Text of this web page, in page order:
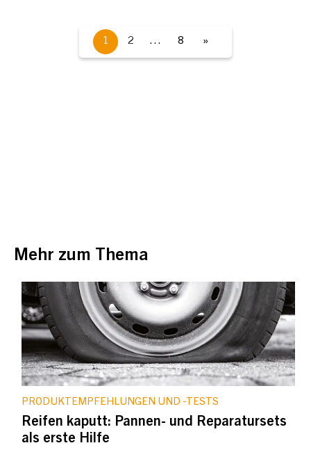
1 2 … 8 »
Mehr zum Thema
PRODUKTEMPFEHLUNGEN UND -TESTS
Reifen kaputt: Pannen- und Reparatursets
als erste Hilfe